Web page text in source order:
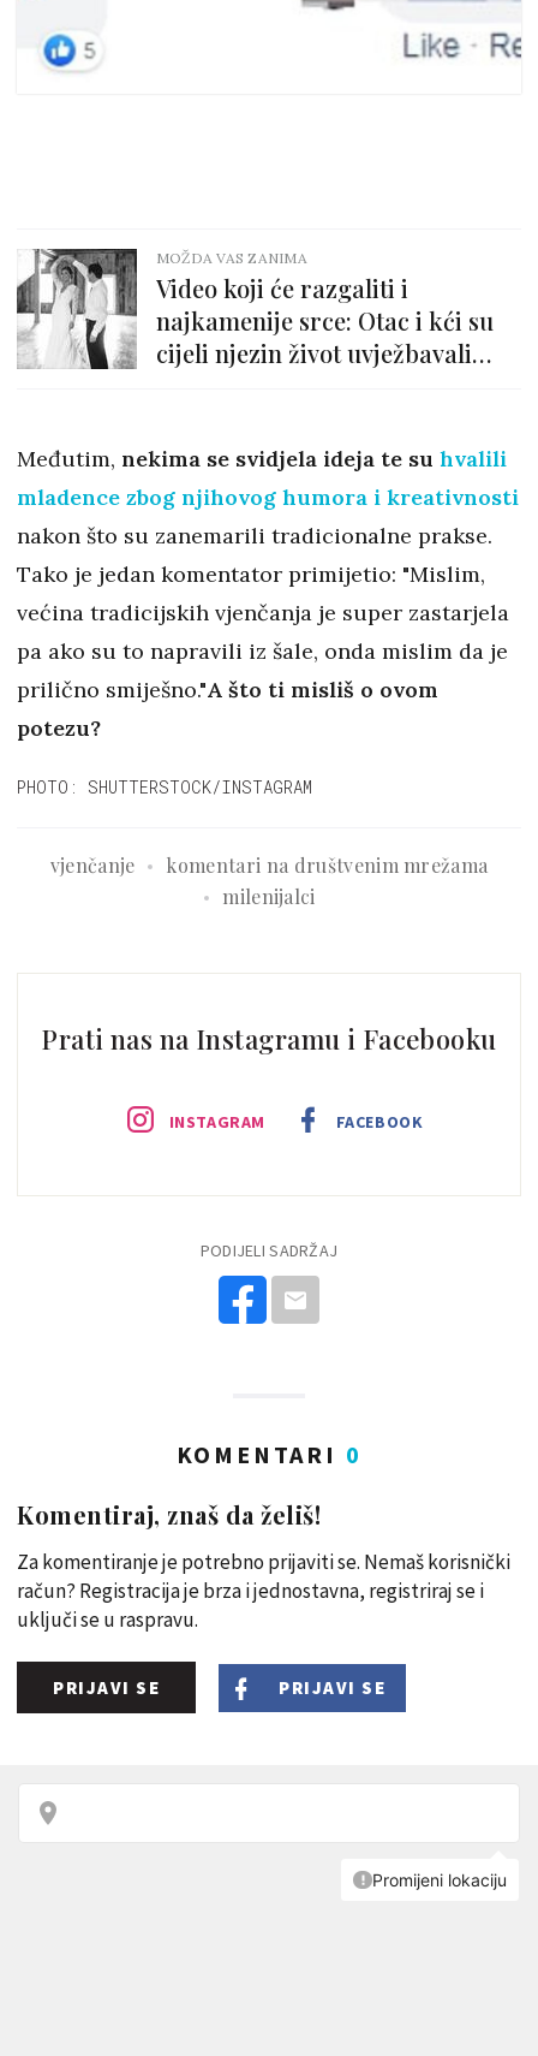
MOŽDA VAS ZANIMA
Video koji će razgaliti i
najkamenije srce: Otac i kći su
cijeli njezin život uvježbavali
Međutim, nekima se svidjela ideja te su hvalili
mladence zbog njihovog humora i kreativnosti
nakon što su zanemarili tradicionalne prakse.
Tako je jedan komentator primijetio: "Mislim,
većina tradicijskih vjenčanja je super zastarjela
pa ako su to napravili iz šale, onda mislim da je
prilično smiješno."A što ti misliš o ovom
potezu?
PHOTO: SHUTTERSTOCK/INSTAGRAM
vjenčanje
komentari na društvenim mrežama
milenijalci
Prati nas na Instagramu i Facebooku
INSTAGRAM FACEBOOK
PODIJELI SADRŽAJ
KOMENTARI 0
Komentiraj, znaš da želiš!
Za komentiranje je potrebno prijaviti se. Nemaš korisnički
račun? Registracija je brza i jednostavna, registriraj se i
uključi se u raspravu.
PRIJAVI SE PRIJAVI SE